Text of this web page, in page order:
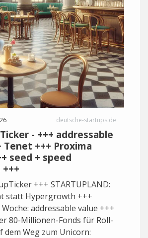
deutsche-startups.de
- +++ addressable
Tenet +++ Proxima
seed + speed
+++ STARTUPLAND:
statt Hypergrowth +++
addressable value +++
80-Millionen-Fonds für Roll-
dem Weg zum Unicorn: